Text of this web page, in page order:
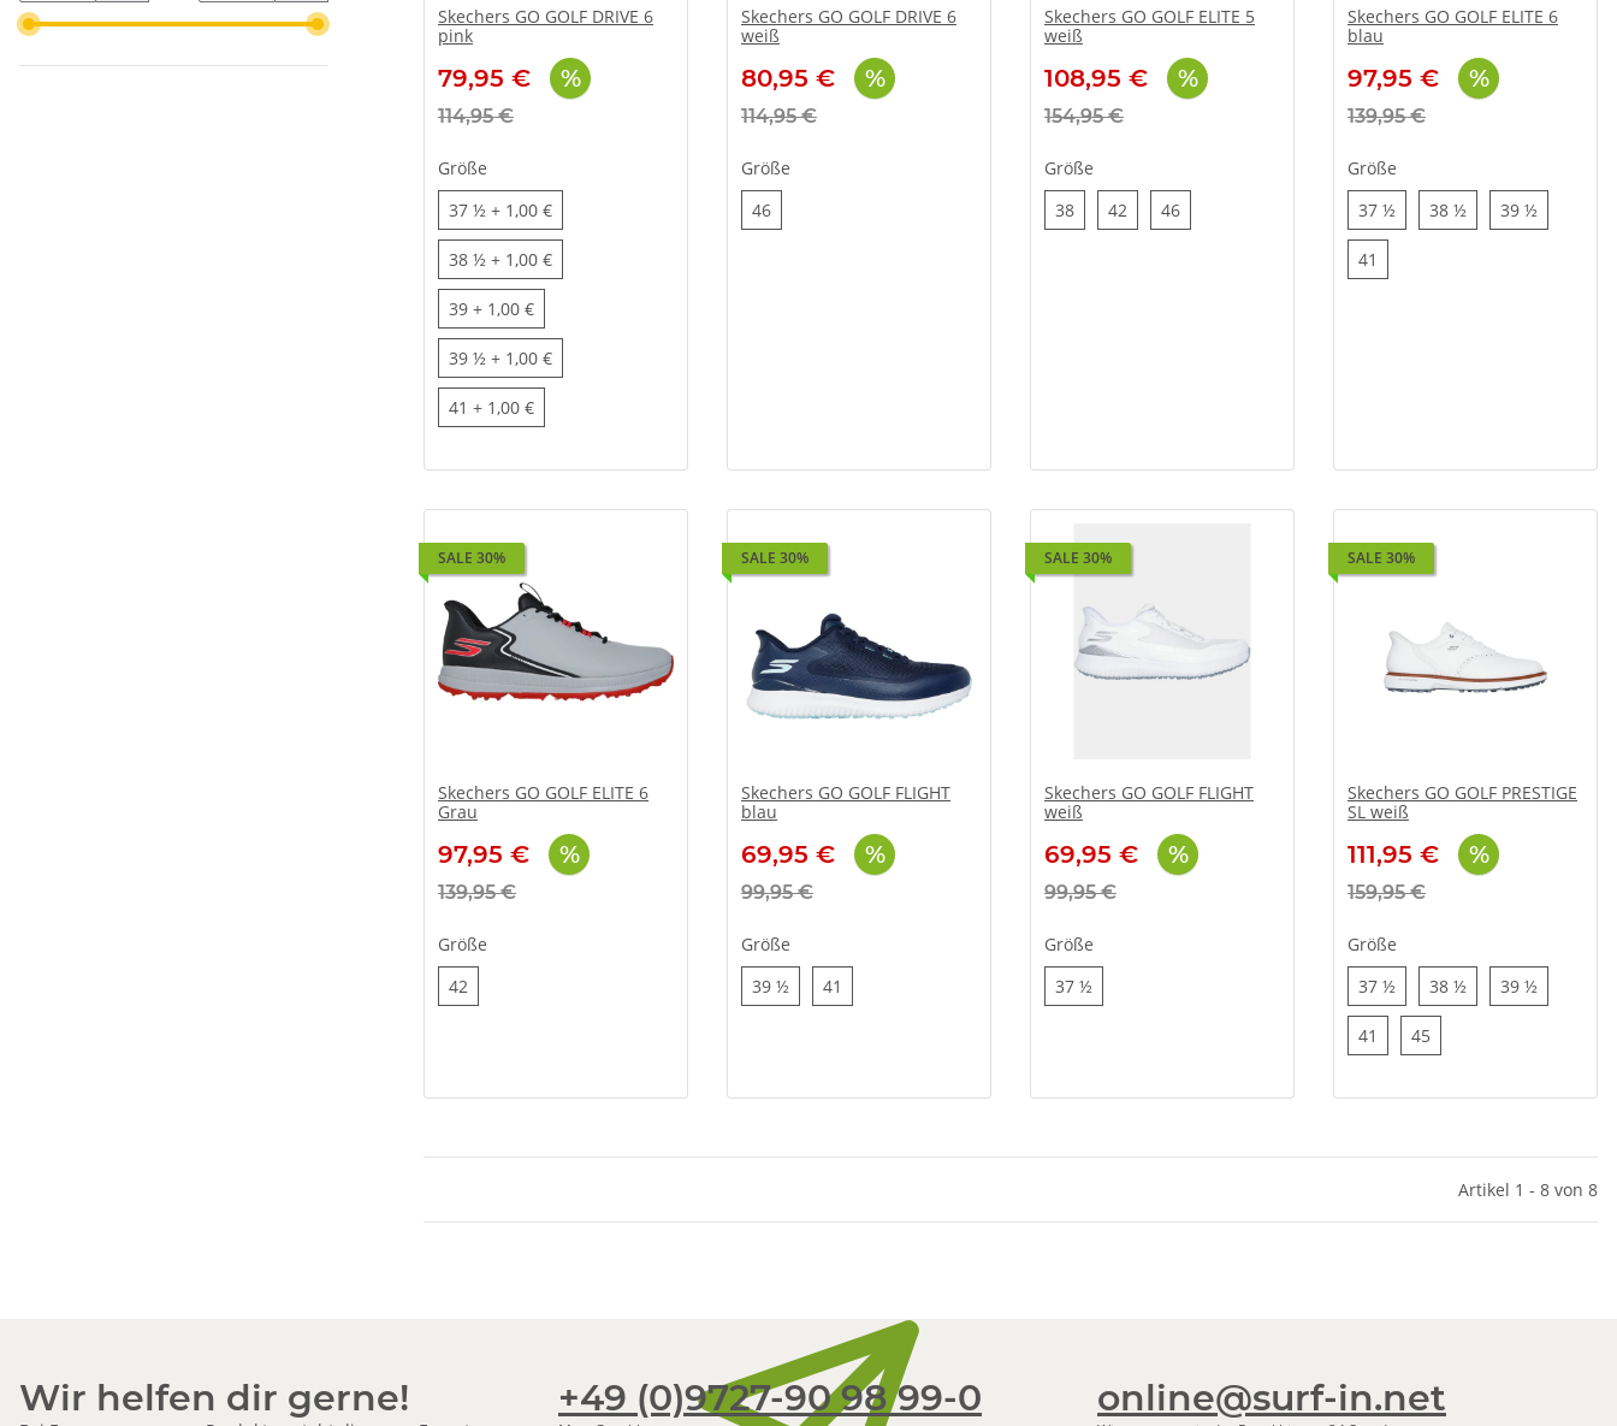
Skechers GO GOLF DRIVE 6
pink
79,95 €
114,95 €
Größe
37 ½ 37 ½
+ 1,00 €
38 ½ 38 ½
+ 1,00 €
39 39
+ 1,00 €
39 ½ 39 ½
+ 1,00 €
41 41
+ 1,00 €
Skechers GO GOLF DRIVE 6
weiß
80,95 €
114,95 €
Größe
4646
Skechers GO GOLF ELITE 5
weiß
108,95 €
154,95 €
Größe
3838 42 4646
Skechers GO GOLF ELITE 6
blau
97,95 €
139,95 €
Größe
37 ½ 37 ½38 ½ 38 ½39 ½
41
SALE 30%
Skechers GO GOLF ELITE 6
Grau
97,95 €
139,95 €
Größe
42
SALE 30%
Skechers GO GOLF FLIGHT
blau
69,95 €
99,95 €
Größe
39 ½ 39 ½41
SALE 30%
Skechers GO GOLF FLIGHT
weiß
69,95 €
99,95 €
Größe
37 ½
SALE 30%
Skechers GO GOLF PRESTIGE
SL weiß
111,95 €
159,95 €
Größe
37 ½ 37 ½38 ½ 38 ½39 ½
41 45
Artikel 1 - 8 von 8
Wir helfen dir gerne! +49 (0)9727-90 98 99-0 online@surf-in.net